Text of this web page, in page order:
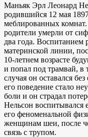
Маньяк Эрл Леонард
родившийся 12 мая
меблированных
родители умерли от
два года. Воспитанием
материнской линии,
10-летнем возрасте
и попал под трамвай, в
случая он оставался
его поведение стало
боли и он страдал
Нельсон воспитывался
его феноменальной
женщинам шеи, после
связь с трупом.